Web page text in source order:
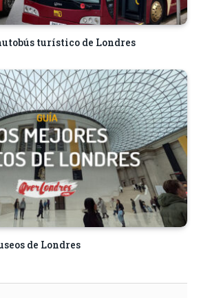
turístico de Londres
de Londres